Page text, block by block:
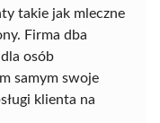
takie jak mleczne
Firma dba
osób
samym swoje
klienta na